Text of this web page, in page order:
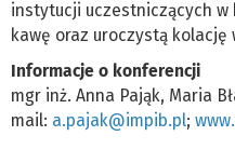
instytucji uczestniczących
kawę oraz uroczystą kolację
Informacje o konferencji
mgr inż. Anna Pająk, Maria
mail: a.pajak@impib.pl;